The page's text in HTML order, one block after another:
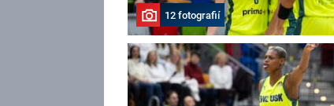
12 fotografií